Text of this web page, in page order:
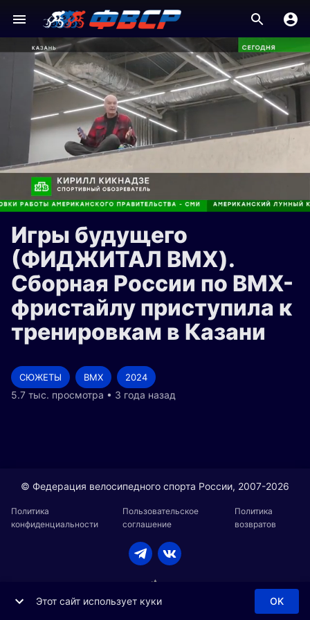
Игры будущего
(ФИДЖИТАЛ BMX).
Сборная России по BMX-
фристайлу приступила к
тренировкам в Казани
СЮЖЕТЫ BMX 2024
5.7 тыс. просмотра • 3 года назад
© Федерация велосипедного спорта России, 2007-2026
Политика
конфиденциальности
Пользовательское
соглашение
Политика
возвратов
Этот сайт использует куки OK